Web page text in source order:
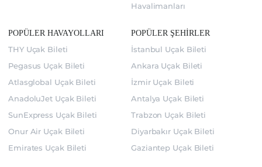
Havalimanları
POPÜLER HAVAYOLLARI
THY Uçak Bileti
Pegasus Uçak Bileti
Atlasglobal Uçak Bileti
AnadoluJet Uçak Bileti
SunExpress Uçak Bileti
Onur Air Uçak Bileti
Emirates Uçak Bileti
POPÜLER ŞEHİRLER
İstanbul Uçak Bileti
Ankara Uçak Bileti
İzmir Uçak Bileti
Antalya Uçak Bileti
Trabzon Uçak Bileti
Diyarbakır Uçak Bileti
Gaziantep Uçak Bileti